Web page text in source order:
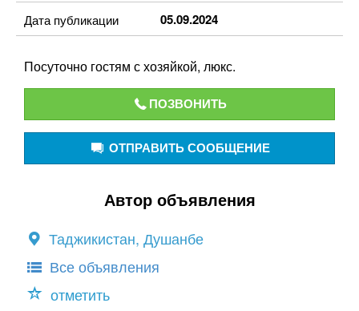
Дата публикации 05.09.2024
Посуточно гостям с хозяйкой, люкс.
ПОЗВОНИТЬ
ОТПРАВИТЬ СООБЩЕНИЕ
Автор объявления
Таджикистан, Душанбе
Все объявления
отметить